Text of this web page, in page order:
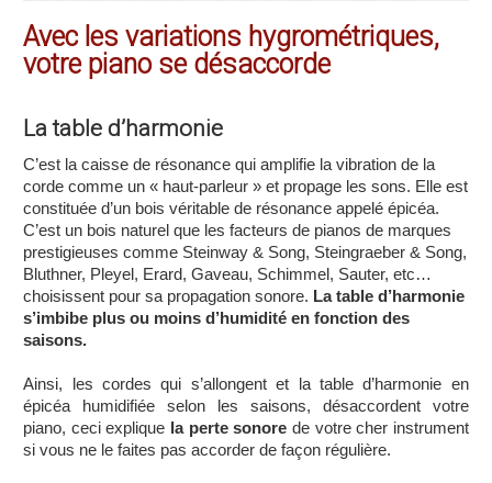
Avec les variations hygrométriques,
votre piano se désaccorde
La table d’harmonie
C’est la caisse de résonance qui amplifie la vibration de la
corde comme un « haut-parleur » et propage les sons. Elle est
constituée d’un bois véritable de résonance appelé épicéa.
C’est un bois naturel que les facteurs de pianos de marques
prestigieuses comme Steinway & Song, Steingraeber & Song,
Bluthner, Pleyel, Erard, Gaveau, Schimmel, Sauter, etc…
choisissent pour sa propagation sonore. La table d’harmonie
s’imbibe plus ou moins d’humidité en fonction des
saisons.
Ainsi, les cordes qui s’allongent et la table d’harmonie en
épicéa humidifiée selon les saisons, désaccordent votre
piano, ceci explique la perte sonore de votre cher instrument
si vous ne le faites pas accorder de façon régulière.